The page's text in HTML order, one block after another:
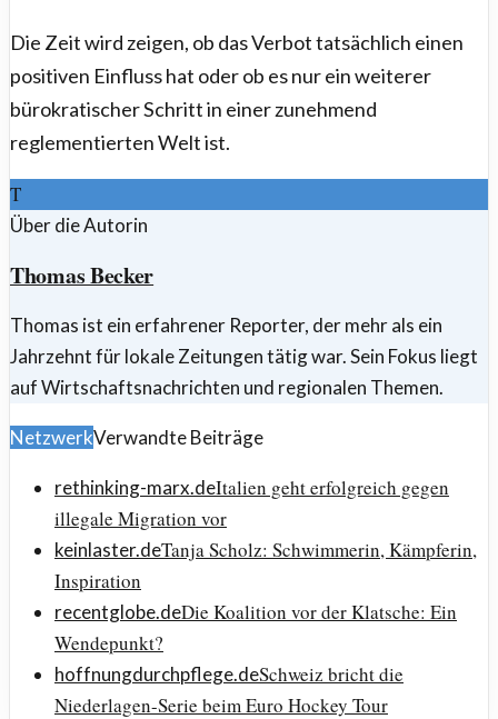
Die Zeit wird zeigen, ob das Verbot tatsächlich einen
positiven Einfluss hat oder ob es nur ein weiterer
bürokratischer Schritt in einer zunehmend
reglementierten Welt ist.
T
Über die Autorin
Thomas Becker
Thomas ist ein erfahrener Reporter, der mehr als ein
Jahrzehnt für lokale Zeitungen tätig war. Sein Fokus liegt
auf Wirtschaftsnachrichten und regionalen Themen.
NetzwerkVerwandte Beiträge
rethinking-marx.deItalien geht erfolgreich gegen
illegale Migration vor
keinlaster.deTanja Scholz: Schwimmerin, Kämpferin,
Inspiration
recentglobe.deDie Koalition vor der Klatsche: Ein
Wendepunkt?
hoffnungdurchpflege.deSchweiz bricht die
Niederlagen-Serie beim Euro Hockey Tour